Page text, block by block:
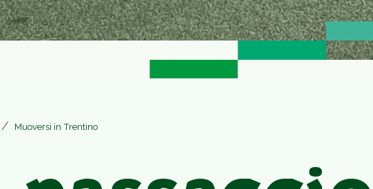
Muoversi in Trentino